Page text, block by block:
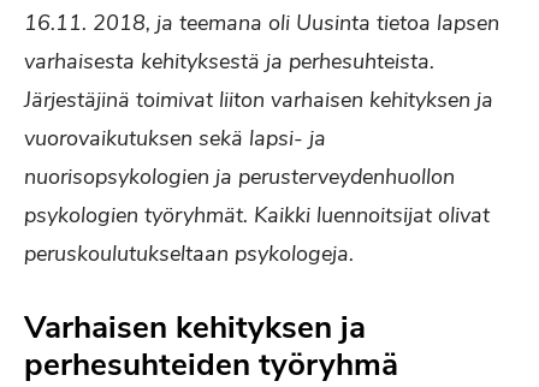
16.11. 2018, ja teemana oli Uusinta tietoa lapsen
varhaisesta kehityksestä ja perhesuhteista.
Järjestäjinä toimivat liiton varhaisen kehityksen ja
vuorovaikutuksen sekä lapsi- ja
nuorisopsykologien ja perusterveydenhuollon
psykologien työryhmät. Kaikki luennoitsijat olivat
peruskoulutukseltaan psykologeja.
Varhaisen kehityksen ja
perhesuhteiden työryhmä